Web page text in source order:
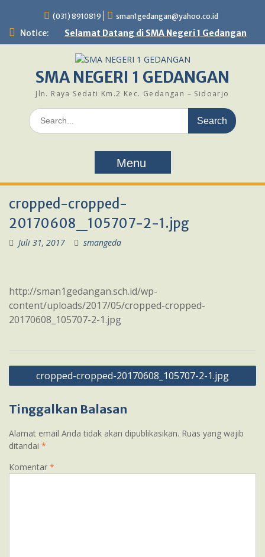
content
(031) 8910819 sman1gedangan@yahoo.co.id
Notice: Selamat Datang di SMA Negeri 1 Gedangan
SMA NEGERI 1 GEDANGAN
Jln. Raya Sedati Km.2 Kec. Gedangan – Sidoarjo
Search
for:
Menu
cropped-cropped-
20170608_105707-2-1.jpg
Juli 31, 2017 smangeda
http://sman1gedangan.sch.id/wp-
content/uploads/2017/05/cropped-cropped-
20170608_105707-2-1.jpg
Navigasi
pos
cropped-cropped-20170608_105707-2-1.jpg
Tinggalkan Balasan
Alamat email Anda tidak akan dipublikasikan. Ruas yang wajib
ditandai *
Komentar *